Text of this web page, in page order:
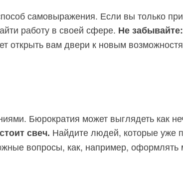
самовыражения. Если вы только
работу в своей сфере. Не
открыть вам двери к новым
Бюрократия может выглядеть как
свеч. Найдите людей, которые уже
вопросы, как, например, оформлять